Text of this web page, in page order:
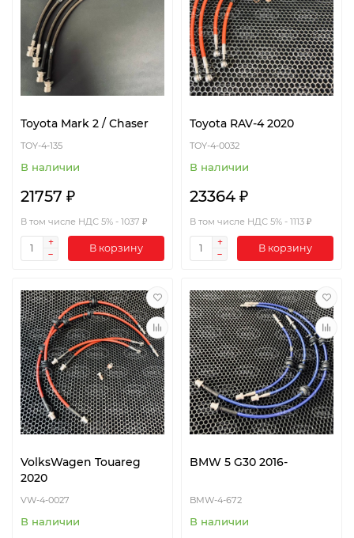
Toyota Mark 2 / Chaser
TOY-4-135
В наличии
21757 ₽
В том числе НДС 5% - 1037 ₽
В корзину
Toyota RAV-4 2020
TOY-4-0032
В наличии
23364 ₽
В том числе НДС 5% - 1113 ₽
В корзину
VolksWagen Touareg
2020
VW-4-0027
В наличии
BMW 5 G30 2016-
BMW-4-672
В наличии